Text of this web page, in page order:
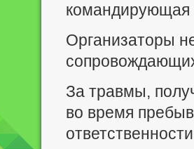
командирующая
Организаторы
За травмы,
во время